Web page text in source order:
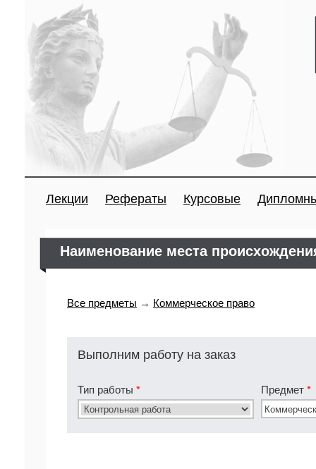
Лекции Рефераты Курсовые
Наименование места
Все предметы → Коммерческое право
Выполним работу на заказ
Тип работы * Предмет *